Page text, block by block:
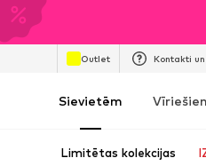
Outlet Kontakti
Sievietēm
Limitētas kolekcijas